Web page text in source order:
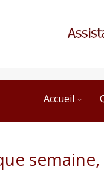
Accueil